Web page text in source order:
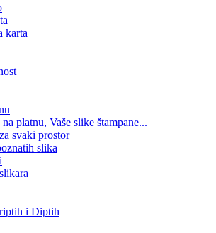
karta
platnu, Vaše slike štampane...
svaki prostor
slika
i Diptih